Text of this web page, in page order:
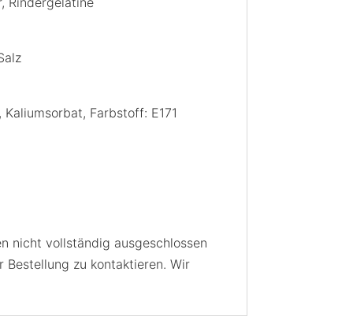
Farbstoff: E171
nicht vollständig ausgeschlossen
zu kontaktieren. Wir